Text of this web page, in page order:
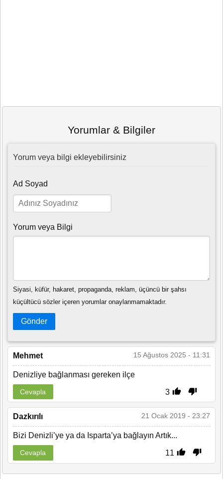
Yorumlar & Bilgiler
Yorum veya bilgi ekleyebilirsiniz
Ad Soyad
Yorum veya Bilgi
Siyasi, küfür, hakaret, propaganda, reklam, üçüncü bir şahsı
küçültücü sözler içeren yorumlar onaylanmamaktadır.
Gönder
Mehmet 15 Ağustos 2025 - 11:31
Denizliye bağlanması gereken ilçe
3
Cevapla
Dazkırılı 21 Ocak 2019 - 23:27
Bizi Denizli’ye ya da Isparta’ya bağlayın Artık...
11
Cevapla